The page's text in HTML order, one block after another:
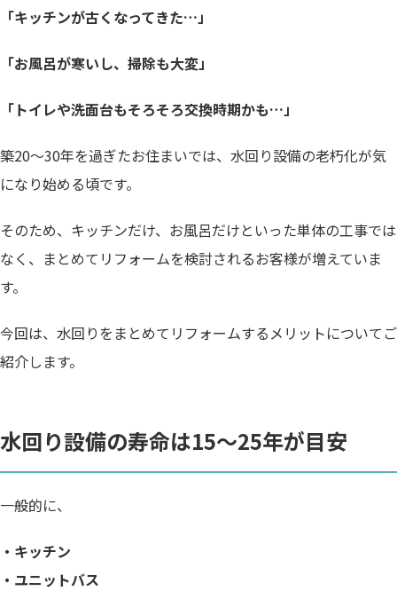
「キッチンが古くなってきた…」
「お風呂が寒いし、掃除も大変」
「トイレや洗面台もそろそろ交換時期かも…」
築20～30年を過ぎたお住まいでは、水回り設備の老朽化が気
になり始める頃です。
そのため、キッチンだけ、お風呂だけといった単体の工事では
なく、まとめてリフォームを検討されるお客様が増えていま
す。
今回は、水回りをまとめてリフォームするメリットについてご
紹介します。
水回り設備の寿命は15～25年が目安
一般的に、
・キッチン
・ユニットバス